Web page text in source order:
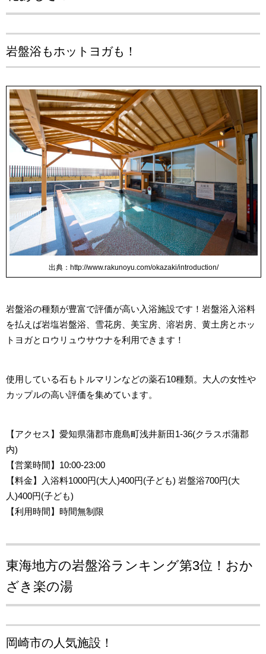
岩盤浴もホットヨガも！
出典：http://www.rakunoyu.com/okazaki/introduction/
岩盤浴の種類が豊富で評価が高い入浴施設です！岩盤浴入浴料
を払えば岩塩岩盤浴、雪花房、美宝房、溶岩房、黄土房とホッ
トヨガとロウリュウサウナを利用できます！
使用している石もトルマリンなどの薬石10種類。大人の女性や
カップルの高い評価を集めています。
【アクセス 】愛知県蒲郡市鹿島町浅井新田1-36(クラスポ蒲郡
内)
【営業時間】10:00-23:00
【料金】入浴料1000円(大人)400円(子ども) 岩盤浴700円(大
人)400円(子ども)
【利用時間】時間無制限
東海地方の岩盤浴ランキング第3位！ おか
ざき楽の湯
岡崎市の人気施設！